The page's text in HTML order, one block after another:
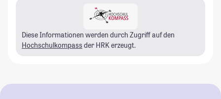
Diese Informationen werden durch Zugriff auf den
Hochschulkompass der HRK erzeugt.